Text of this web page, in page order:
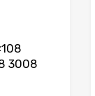
3008